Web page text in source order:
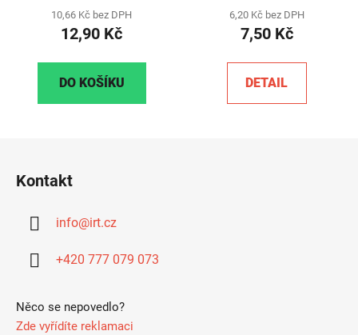
10,66 Kč bez DPH
12,90 Kč
DO KOŠÍKU
6,20 Kč bez DPH
7,50 Kč
DETAIL
Kontakt
info@irt.cz
+420 777 079 073
Něco se nepovedlo?
Zde vyřídíte reklamaci